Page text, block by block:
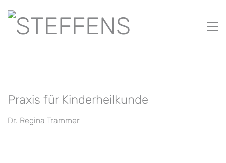
Praxis für Kinderheilkunde
Dr. Regina Trammer